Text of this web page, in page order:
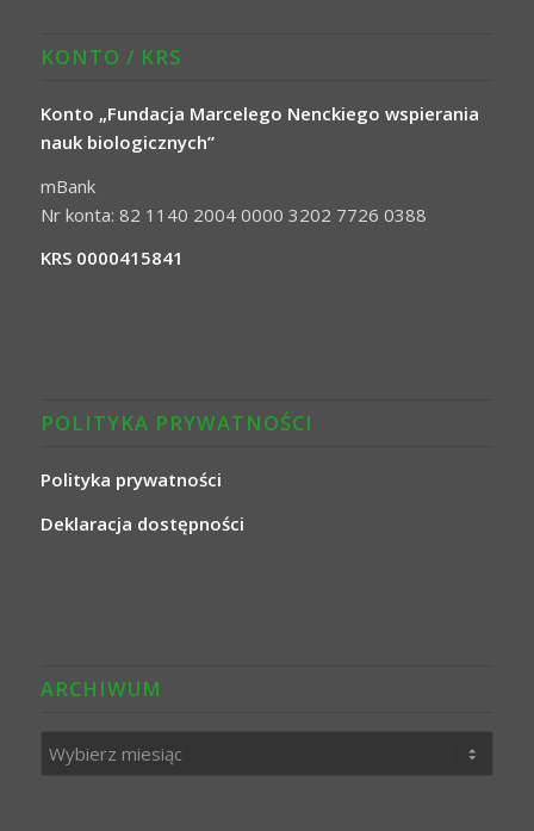
KONTO / KRS
Konto „Fundacja Marcelego Nenckiego wspierania
nauk biologicznych”
mBank
Nr konta: 82 1140 2004 0000 3202 7726 0388
KRS 0000415841
POLITYKA PRYWATNOŚCI
Polityka prywatności
Deklaracja dostępności
ARCHIWUM